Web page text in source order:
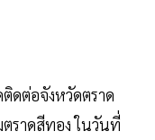
ดต่อจังหวัดตราด
ราดสีทอง ในวันที่